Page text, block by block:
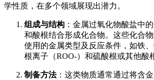
学性质，在多个领域展现出潜力。
组成与结构 ：金属过氧化物酸盐中
和酸根结合形成化合物。这些化合
使用的金属类型及反应条件，如铁
根离子（ROO-）和硫酸根或其他酸
制备方法：这类物质通常通过将含